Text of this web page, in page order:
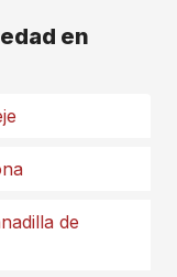
en
de